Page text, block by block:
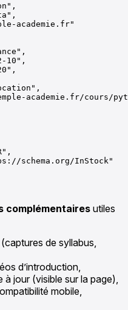
academie.fr"
10",
academie.fr/cours/
schema.org/InStock"
complémentairesutiles
de syllabus,
d’introduction,
jour (visible sur la page),
mobile,